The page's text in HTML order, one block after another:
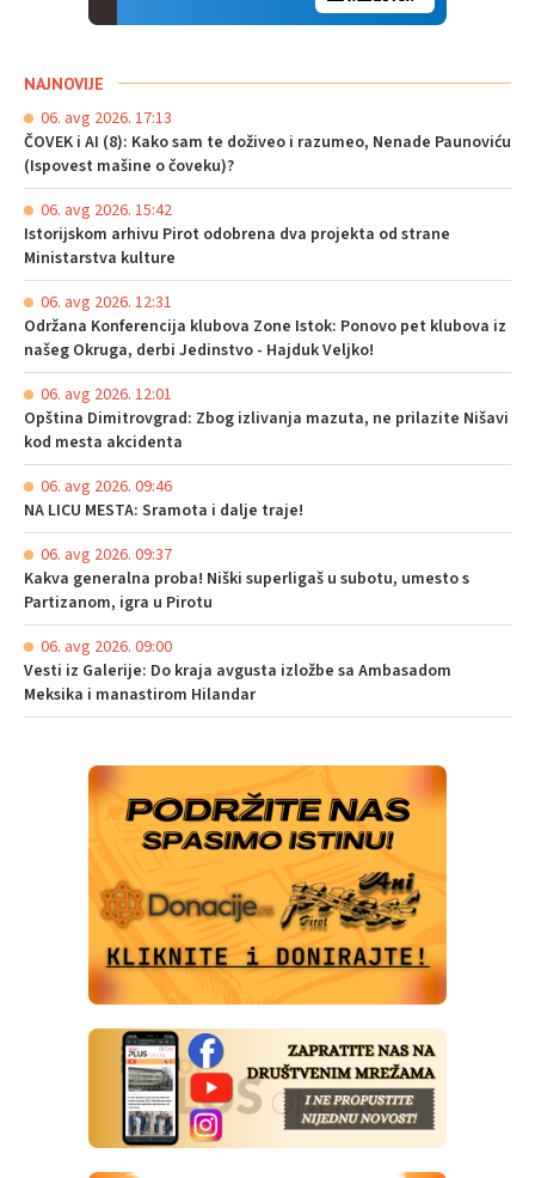
NAJNOVIJE
06. avg 2026. 17:13
ČOVEK i AI (8): Kako sam te doživeo i razumeo, Nenade Paunoviću
(Ispovest mašine o čoveku)?
06. avg 2026. 15:42
Istorijskom arhivu Pirot odobrena dva projekta od strane
Ministarstva kulture
06. avg 2026. 12:31
Održana Konferencija klubova Zone Istok: Ponovo pet klubova iz
našeg Okruga, derbi Jedinstvo - Hajduk Veljko!
06. avg 2026. 12:01
Opština Dimitrovgrad: Zbog izlivanja mazuta, ne prilazite Nišavi
kod mesta akcidenta
06. avg 2026. 09:46
NA LICU MESTA: Sramota i dalje traje!
06. avg 2026. 09:37
Kakva generalna proba! Niški superligaš u subotu, umesto s
Partizanom, igra u Pirotu
06. avg 2026. 09:00
Vesti iz Galerije: Do kraja avgusta izložbe sa Ambasadom
Meksika i manastirom Hilandar